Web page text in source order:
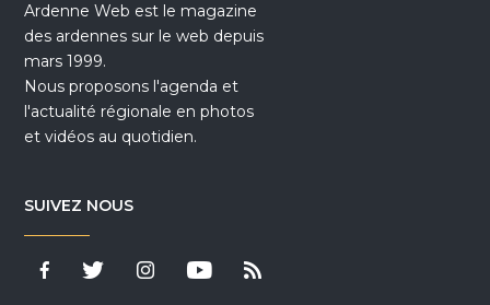
Ardenne Web est le magazine
des ardennes sur le web depuis
mars 1999.
Nous proposons l'agenda et
l'actualité régionale en photos
et vidéos au quotidien.
SUIVEZ NOUS